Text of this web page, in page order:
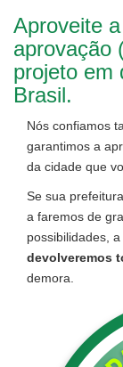
Aproveite
aprovação
projeto em
Brasil.
Nós confiamos
garantimos a
da cidade que
Se sua
a faremos de
possibilidades,
devolveremos
demora.